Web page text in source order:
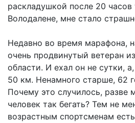
раскладушкой после 20
Володалене, мне стало
Недавно во время марафона,
очень продвинутый ветеран
области. И ехал он не сутки,
50 км. Ненамного старше, 62
Почему это случилось, разве
человек так бегать? Тем не
возрастным спортсменам